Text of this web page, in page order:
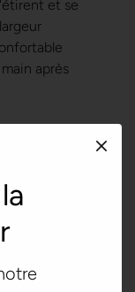
et se
après
¼
⅜